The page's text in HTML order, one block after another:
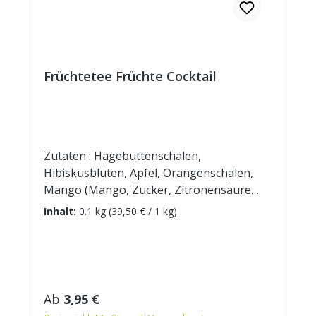
Früchtetee Früchte Cocktail
Zutaten : Hagebuttenschalen,
Hibiskusblüten, Apfel, Orangenschalen,
Mango (Mango, Zucker, Zitronensäure
E330), Ananas (Ananas, Zucker), Papaya
20g Tee mit 1 l. kochendem Wasser
aufgiessen. Ziehzeit: max.10 min.
Inhalt: 0.1 kg (39,50 € / 1 kg)
Regulärer Preis:
Ab 3,95 €